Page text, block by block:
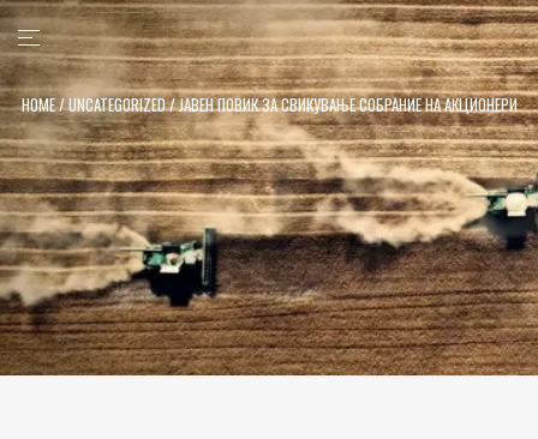
HOME/UNCATEGORIZED/ ЈАВЕН ПОВИК ЗА СВИКУВАЊЕ СОБРАНИЕ НА АКЦИОНЕРИ